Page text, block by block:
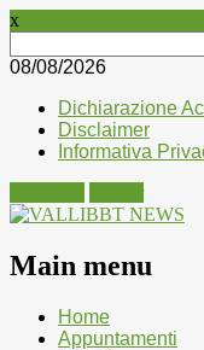
x
per:
08/08/2026
Dichiarazione
Disclaimer
Informativa
Main menu
Skip
Home
Appuntamenti